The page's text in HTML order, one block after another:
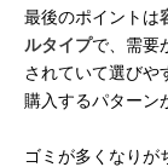
最後のポイントは
ルタイプで、需要
されていて選びや
購入するパターン
ゴミが多くなりが